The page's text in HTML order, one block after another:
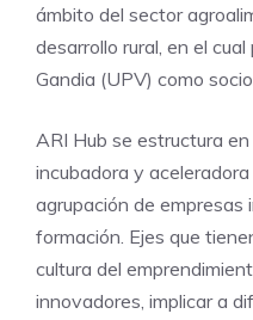
ámbito del sector
desarrollo rural, en el
Gandia (UPV) como
ARI Hub se estructura
incubadora y
agrupación de
formación. Ejes que
cultura del
innovadores, implicar a